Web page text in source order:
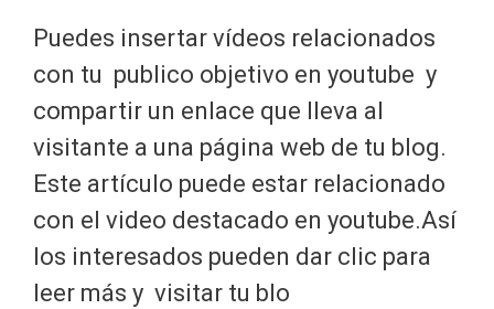
Puedes insertar vídeos relacionados
con tu publico objetivo en youtube y
compartir un enlace que lleva al
visitante a una página web de tu blog.
Este artículo puede estar relacionado
con el video destacado en youtube.Así
los interesados pueden dar clic para
leer más y visitar tu blo